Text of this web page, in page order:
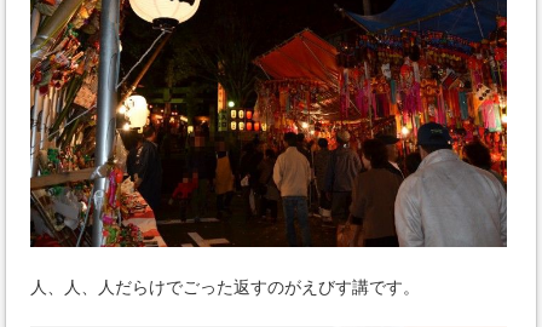
人、人、人だらけでごった返すのがえびす講です。